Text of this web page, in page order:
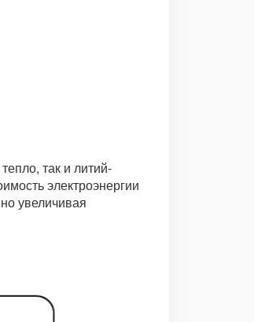
так и литий-
электроэнергии
увеличивая